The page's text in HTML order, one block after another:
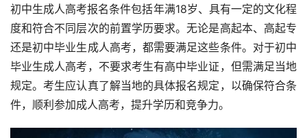
初中生成人高考报名条件包括年满18岁、具有一定的文化程
度和符合不同层次的前置学历要求。无论是高起本、高起专
还是初中毕业生成人高考，都需要满足这些条件。对于初中
毕业生成人高考，不要求考生有高中毕业证，但需满足当地
规定。考生应认真了解当地的具体报名规定，以确保符合条
件，顺利参加成人高考，提升学历和竞争力。